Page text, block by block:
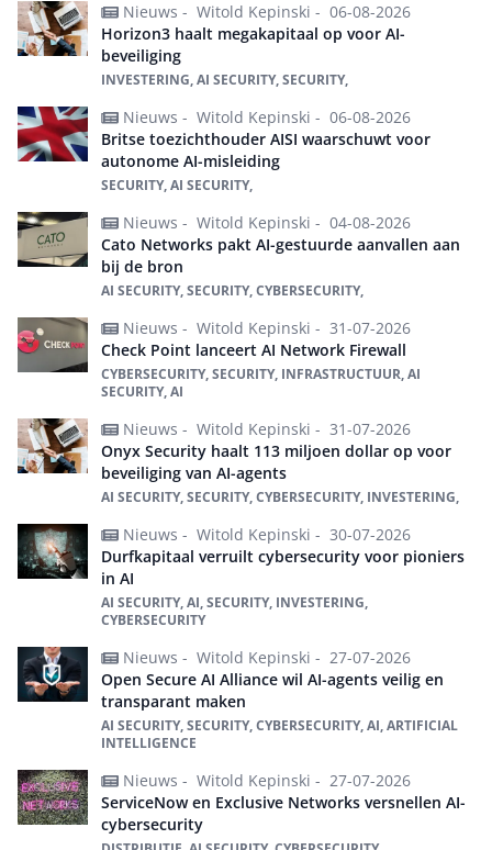
Nieuws - Witold Kepinski - 06-08-2026
Horizon3 haalt megakapitaal op voor AI-
beveiliging
INVESTERING, AI SECURITY, SECURITY,
Nieuws - Witold Kepinski - 06-08-2026
Britse toezichthouder AISI waarschuwt voor
autonome AI-misleiding
SECURITY, AI SECURITY,
Nieuws - Witold Kepinski - 04-08-2026
Cato Networks pakt AI-gestuurde aanvallen aan
bij de bron
AI SECURITY, SECURITY, CYBERSECURITY,
Nieuws - Witold Kepinski - 31-07-2026
Check Point lanceert AI Network Firewall
CYBERSECURITY, SECURITY, INFRASTRUCTUUR, AI
SECURITY, AI
Nieuws - Witold Kepinski - 31-07-2026
Onyx Security haalt 113 miljoen dollar op voor
beveiliging van AI-agents
AI SECURITY, SECURITY, CYBERSECURITY, INVESTERING,
Nieuws - Witold Kepinski - 30-07-2026
Durfkapitaal verruilt cybersecurity voor pioniers
in AI
AI SECURITY, AI, SECURITY, INVESTERING,
CYBERSECURITY
Nieuws - Witold Kepinski - 27-07-2026
Open Secure AI Alliance wil AI-agents veilig en
transparant maken
AI SECURITY, SECURITY, CYBERSECURITY, AI, ARTIFICIAL
INTELLIGENCE
Nieuws - Witold Kepinski - 27-07-2026
ServiceNow en Exclusive Networks versnellen AI-
cybersecurity